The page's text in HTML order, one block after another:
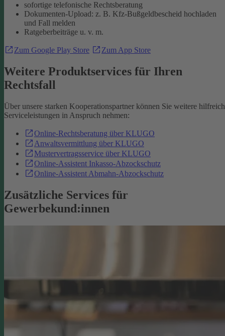
sofortige telefonische Rechtsberatung
Dokumenten-Upload: z. B. Kfz-Bußgeldbescheid hochladen
und Fall melden
Ratgeberbeiträge u. v. m.
Zum Google Play Store Zum App Store
Weitere Produktservices für Ihren
Rechtsfall
Über unsere starken Kooperationspartner können Sie weitere
Serviceleistungen in Anspruch nehmen:
Online-Rechtsberatung über KLUGO
Anwaltsvermittlung über KLUGO
Mustervertragsservice über KLUGO
Online-Assistent Inkasso-Abzockschutz
Online-Assistent Abmahn-Abzockschutz
Zusätzliche Services für
Gewerbekund:innen